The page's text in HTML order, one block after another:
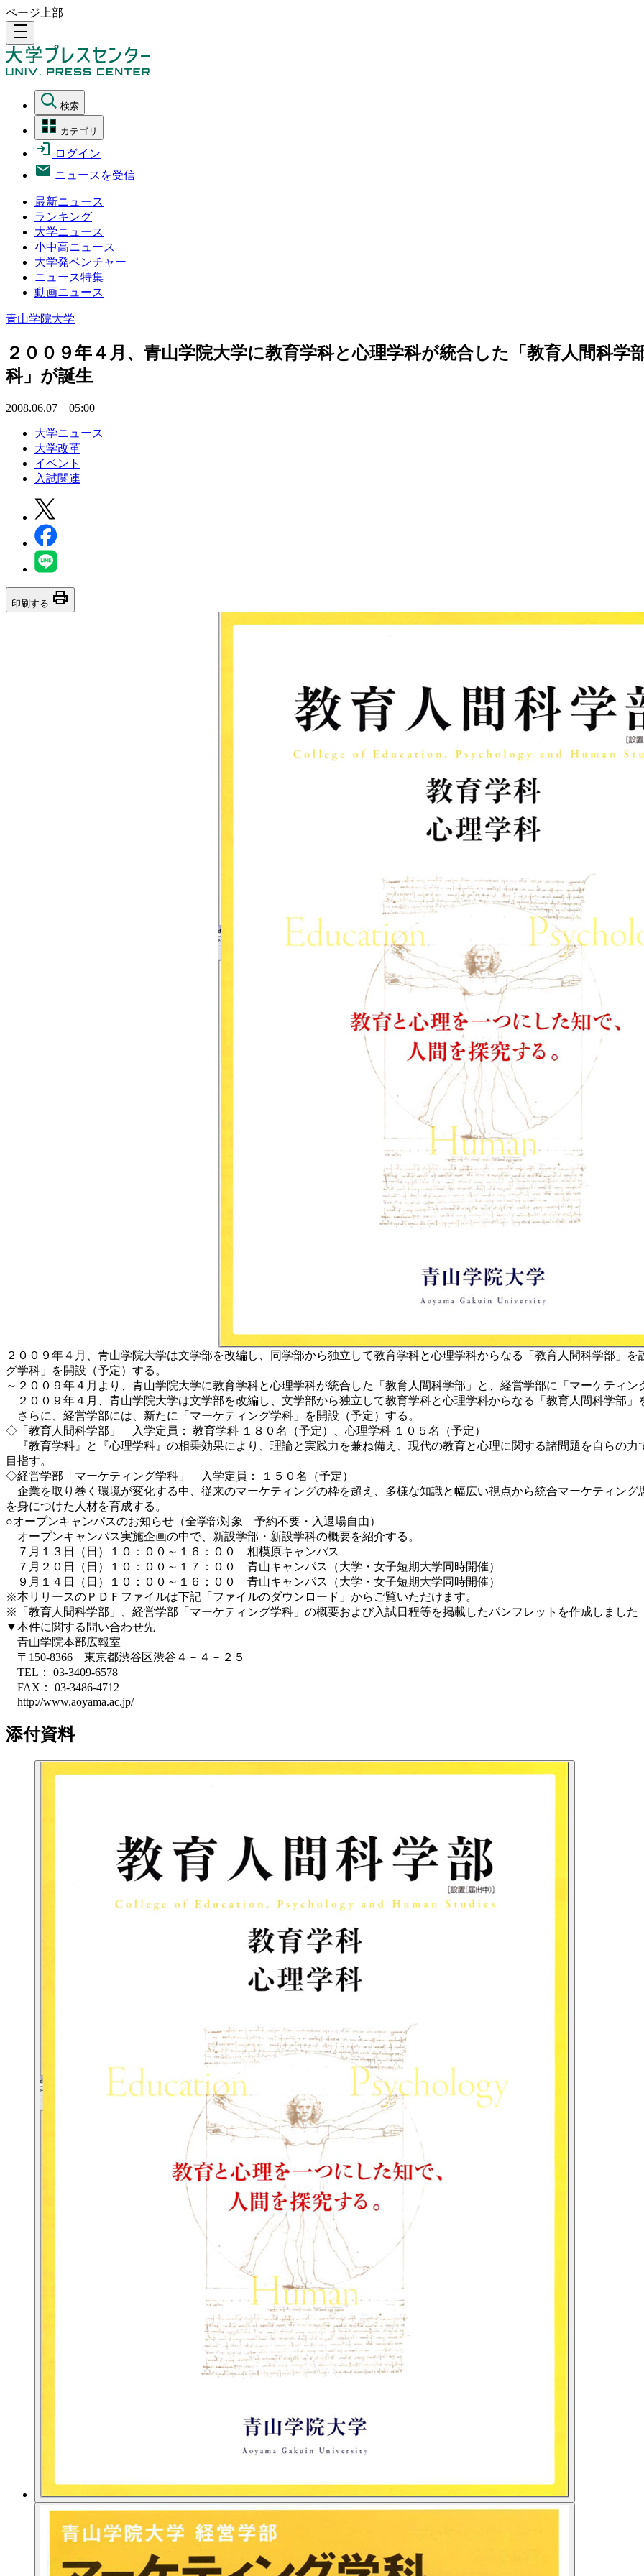
ページ上部
density_medium
検索
カテゴリ
ログイン
ニュースを受信
最新ニュース
ランキング
大学ニュース
小中高ニュース
大学発ベンチャー
ニュース特集
動画ニュース
青山学院大学
２００９年４月、青山学院大学に教育学科と心理学科が統合した「教育人間科
科」が誕生
2008.06.07 05:00
大学ニュース
大学改革
イベント
入試関連
印刷する print
２００９年４月、青山学院大学は文学部を改編し、同学部から独立して教育学科と心理学科からなる「教育人間科学部」
グ学科」を開設（予定）する。
～２００９年４月より、青山学院大学に教育学科と心理学科が統合した「教育人間科学部」と、経営学部に「マーケティン
２００９年４月、青山学院大学は文学部を改編し、文学部から独立して教育学科と心理学科からなる「教育人間科学部」
さらに、経営学部には、新たに「マーケティング学科」を開設（予定）する。
◇「教育人間科学部」 入学定員： 教育学科 １８０名（予定）、心理学科 １０５名（予定）
『教育学科』と『心理学科』の相乗効果により、理論と実践力を兼ね備え、現代の教育と心理に関する諸問題を自らの
目指す。
◇経営学部「マーケティング学科」 入学定員： １５０名（予定）
企業を取り巻く環境が変化する中、従来のマーケティングの枠を超え、多様な知識と幅広い視点から統合マーケティング
を身につけた人材を育成する。
○オープンキャンパスのお知らせ（全学部対象 予約不要・入退場自由）
オープンキャンパス実施企画の中で、新設学部・新設学科の概要を紹介する。
７月１３日（日）１０：００～１６：００ 相模原キャンパス
７月２０日（日）１０：００～１７：００ 青山キャンパス（大学・女子短期大学同時開催）
９月１４日（日）１０：００～１６：００ 青山キャンパス（大学・女子短期大学同時開催）
※本リリースのＰＤＦファイルは下記「ファイルのダウンロード」からご覧いただけます。
※「教育人間科学部」、経営学部「マーケティング学科」の概要および入試日程等を掲載したパンフレットを作成しました
▼本件に関する問い合わせ先
青山学院本部広報室
〒150-8366 東京都渋谷区渋谷４－４－２５
TEL： 03-3409-6578
FAX： 03-3486-4712
http://www.aoyama.ac.jp/
添付資料